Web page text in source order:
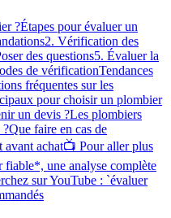
?Étapes pour évaluer un
2. Vérification des
des questions5. Évaluer la
de vérificationTendances
fréquentes sur les
pour choisir un plombier
un devis ?Les plombiers
?Que faire en cas de
avant achat📺 Pour aller plus
une analyse complète
sur YouTube : `évaluer